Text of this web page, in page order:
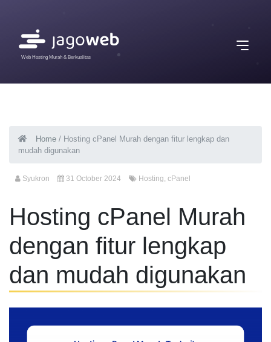
Web Hosting Murah & Berkualitas
Home / Hosting cPanel Murah dengan fitur lengkap dan
mudah digunakan
Syukron 31 October 2024 Hosting, cPanel
Hosting cPanel Murah
dengan fitur lengkap
dan mudah digunakan